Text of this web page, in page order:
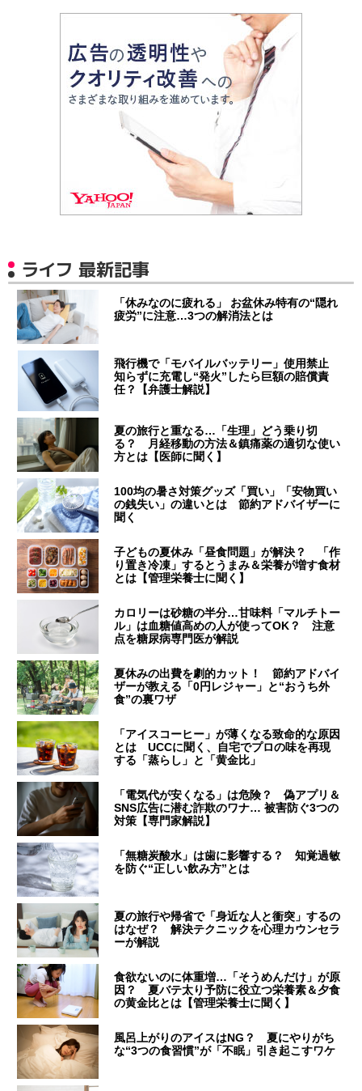
ライフ 最新記事
「休みなのに疲れる」 お盆休み特有の“隠れ
疲労”に注意…3つの解消法とは
飛行機で「モバイルバッテリー」使用禁止
知らずに充電し“発火”したら巨額の賠償責
任？【弁護士解説】
夏の旅行と重なる…「生理」どう乗り切
る？ 月経移動の方法＆鎮痛薬の適切な使い
方とは【医師に聞く】
100均の暑さ対策グッズ「買い」「安物買い
の銭失い」の違いとは 節約アドバイザーに
聞く
子どもの夏休み「昼食問題」が解決？ 「作
り置き冷凍」するとうまみ＆栄養が増す食材
とは【管理栄養士に聞く】
カロリーは砂糖の半分…甘味料「マルチトー
ル」は血糖値高めの人が使ってOK？ 注意
点を糖尿病専門医が解説
夏休みの出費を劇的カット！ 節約アドバイ
ザーが教える「0円レジャー」と“おうち外
食”の裏ワザ
「アイスコーヒー」が薄くなる致命的な原因
とは UCCに聞く、自宅でプロの味を再現
する「蒸らし」と「黄金比」
「電気代が安くなる」は危険？ 偽アプリ＆
SNS広告に潜む詐欺のワナ… 被害防ぐ3つの
対策【専門家解説】
「無糖炭酸水」は歯に影響する？ 知覚過敏
を防ぐ“正しい飲み方”とは
夏の旅行や帰省で「身近な人と衝突」するの
はなぜ？ 解決テクニックを心理カウンセラ
ーが解説
食欲ないのに体重増…「そうめんだけ」が原
因？ 夏バテ太り予防に役立つ栄養素＆夕食
の黄金比とは【管理栄養士に聞く】
風呂上がりのアイスはNG？ 夏にやりがち
な“3つの食習慣”が「不眠」引き起こすワケ